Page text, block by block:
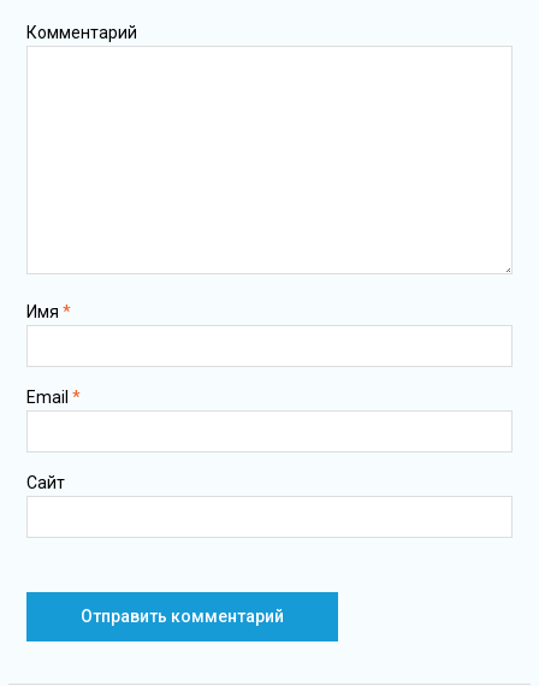
Комментарий
Имя *
Email *
Сайт